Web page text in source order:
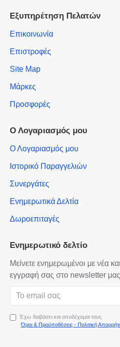
Εξυπηρέτηση Πελατών
Επικοινωνία
Επιστροφές
Site Map
Μάρκες
Προσφορές
Ο Λογαριασμός μου
Ο Λογαριασμός μου
Ιστορικό Παραγγελιών
Συνεργάτες
Ενημερωτικά Δελτία
Δωροεπιταγές
Ενημερωτικό δελτίο
Μείνετε ενημερωμένοι με νέα
εγγραφή σας στο newsletter μας
Έχω διαβάσει και αποδέχομαι τους
Όροι & Προϋποθέσεις - Πολιτική